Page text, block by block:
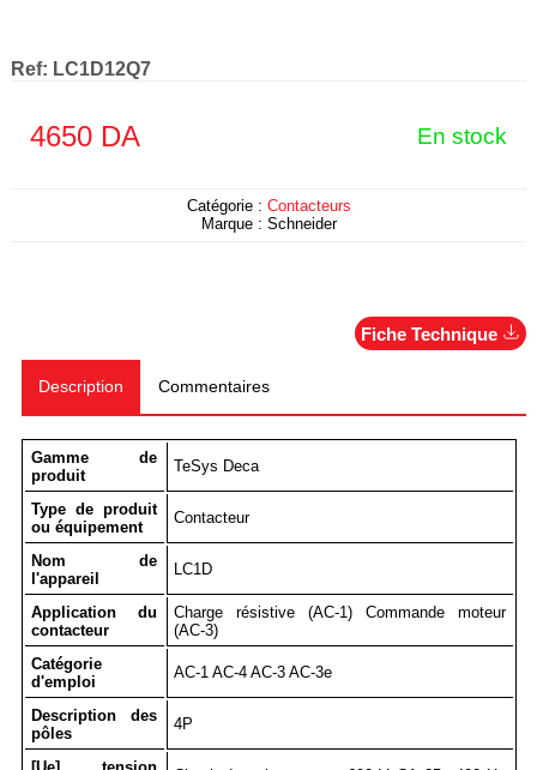
Ref: LC1D12Q7
4650DA En stock
Catégorie : Contacteurs
Marque : Schneider
Fiche Technique
Description Commentaires
Gamme de
produit
TeSys Deca
Type de produit
ou équipement
Contacteur
Nom de
l'appareil
LC1D
Application du
contacteur
Charge résistive (AC-1) Commande moteur
(AC-3)
Catégorie
d'emploi
AC-1 AC-4 AC-3 AC-3e
Description des
pôles
4P